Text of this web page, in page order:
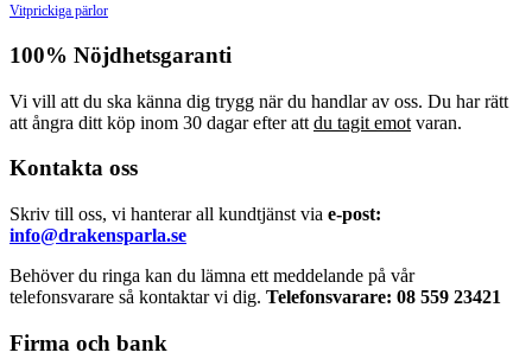
Vitprickiga pärlor
100% Nöjdhetsgaranti
Vi vill att du ska känna dig trygg när du handlar av oss. Du har rätt
att ångra ditt köp inom 30 dagar efter att du tagit emot varan.
Kontakta oss
Skriv till oss, vi hanterar all kundtjänst via e-post:
info@drakensparla.se
Behöver du ringa kan du lämna ett meddelande på vår
telefonsvarare så kontaktar vi dig. Telefonsvarare: 08 559 23421
Firma och bank